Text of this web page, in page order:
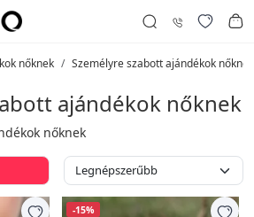
nőknek Személyre szabott ajándékok nőknek
ajándékok nőknek
nőknek
-15%